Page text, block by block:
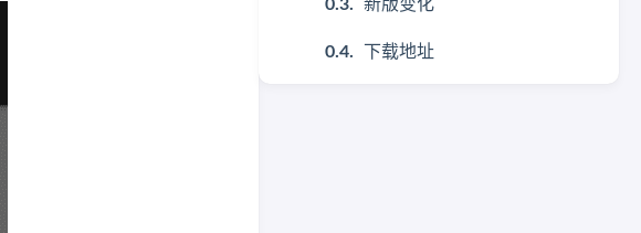
新版变化
下载地址